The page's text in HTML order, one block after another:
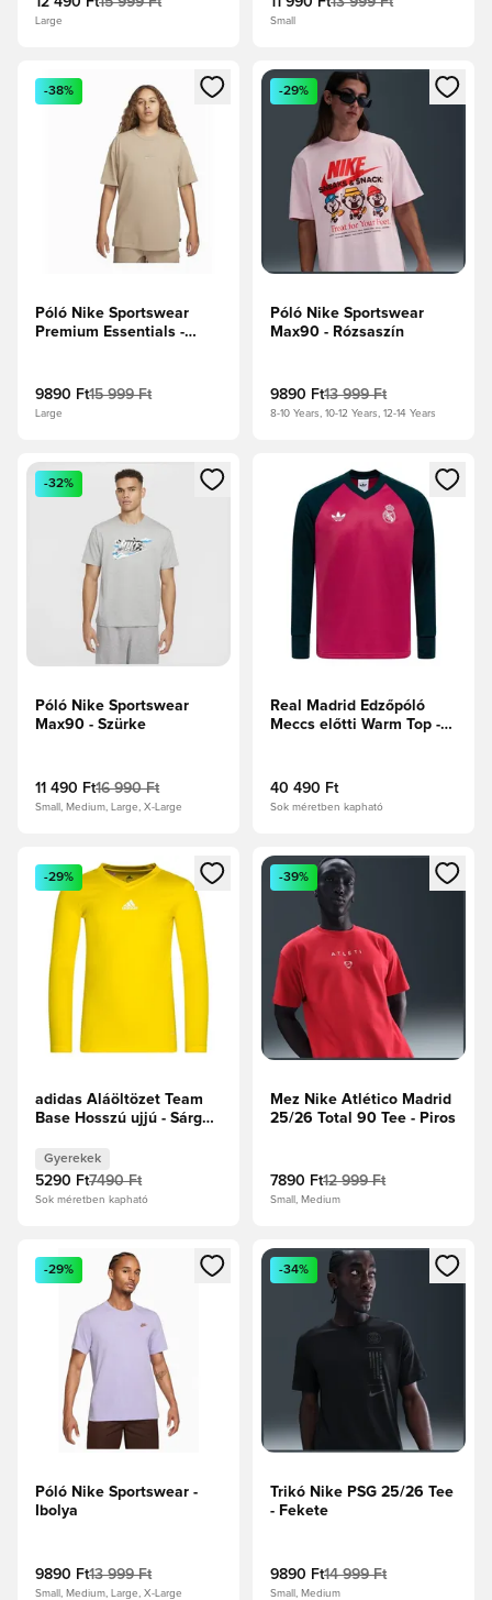
Large Small
Megnyit egy modált a bejelentkezéshez vagy a tagként
-38%
Póló Nike Sportswear
Premium Essentials -
9890 Ft15 999 Ft
Large
Megnyit egy modált a
-29%
Póló Nike Sportswear
Max90 - Rózsaszín
9890 Ft13 999 Ft
8-10 Years, 10-12 Years, 12-14 Years
Megnyit egy modált a bejelentkezéshez vagy a tagként való
-32%
Póló Nike Sportswear
Max90 - Szürke
11 490 Ft16 990 Ft
Small, Medium, Large, X-Large
Megnyit egy modált a
Real Madrid Edzőpóló
Meccs előtti Warm Top -
40 490 Ft
Sok méretben kapható
Megnyit egy modált a bejelentkezéshez vagy a tagként
-29%
adidas Aláöltözet Team
Base Hosszú ujjú - Sárga
Gyerekek
5290 Ft7490 Ft
Sok méretben kapható
Megnyit egy modált a
-39%
Mez Nike Atlético Madrid
25/26 Total 90 Tee - Piros
7890 Ft12 999 Ft
Small, Medium
Megnyit egy modált a bejelentkezéshez vagy a tagként
-29%
Póló Nike Sportswear -
Ibolya
9890 Ft13 999 Ft
Small, Medium, Large, X-Large
Megnyit egy modált a
-34%
Trikó Nike PSG 25/26 Tee
- Fekete
9890 Ft14 999 Ft
Small, Medium